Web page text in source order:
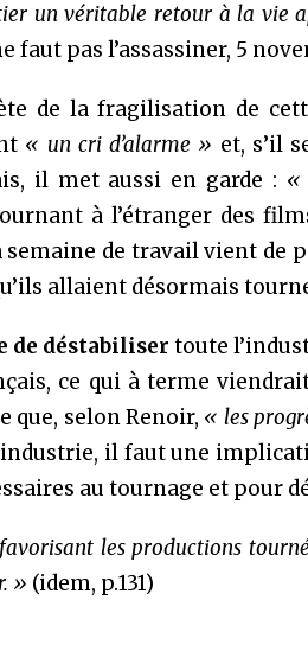
un véritable retour à la vie
pas l’assassiner, 5
de la fragilisation de
« un cri d’alarme » et, s’il
il met aussi en garde : «
à l’étranger des
semaine de travail vient de
allaient désormais
de déstabiliser toute
ce qui à terme
que, selon Renoir, « les
il faut une
au tournage et pour
les productions
» (idem, p.131)